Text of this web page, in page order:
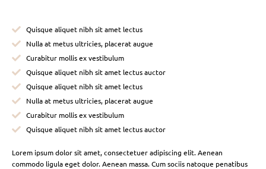
Quisque aliquet nibh sit amet lectus
Nulla at metus ultricies, placerat augue
Curabitur mollis ex vestibulum
Quisque aliquet nibh sit amet lectus auctor
Quisque aliquet nibh sit amet lectus
Nulla at metus ultricies, placerat augue
Curabitur mollis ex vestibulum
Quisque aliquet nibh sit amet lectus auctor
Lorem ipsum dolor sit amet, consectetuer adipiscing elit. Aenean
commodo ligula eget dolor. Aenean massa. Cum sociis natoque penatibus